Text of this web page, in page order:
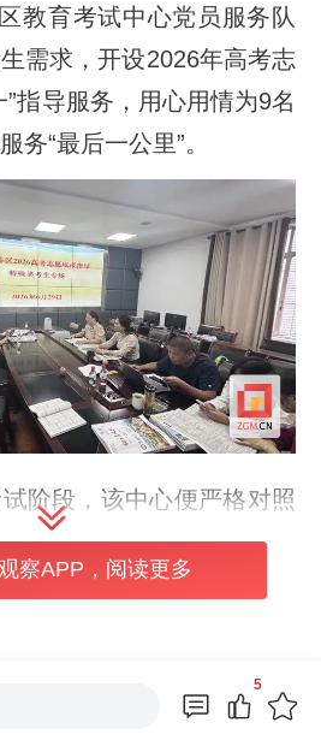
教育考试中心党员服务队
需求，开设2026年高考志
”指导服务，用心用情为9名
务“最后一公里”。
阶段，该中心便严格对照
做好特殊考生保障各项流
贡市第一人民医院专业医
察APP，阅读更多
5